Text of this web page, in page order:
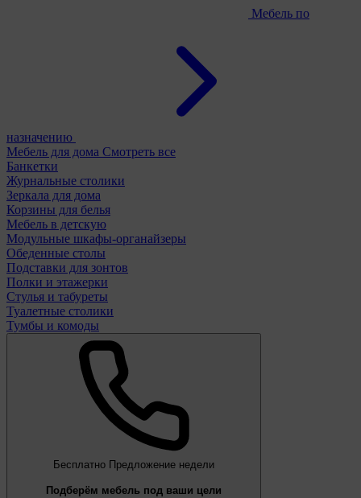
Мебель по
назначению
Мебель для дома Смотреть все
Банкетки
Журнальные столики
Зеркала для дома
Корзины для белья
Мебель в детскую
Модульные шкафы-органайзеры
Обеденные столы
Подставки для зонтов
Полки и этажерки
Стулья и табуреты
Туалетные столики
Тумбы и комоды
Бесплатно Предложение недели
Подберём мебель под ваши цели